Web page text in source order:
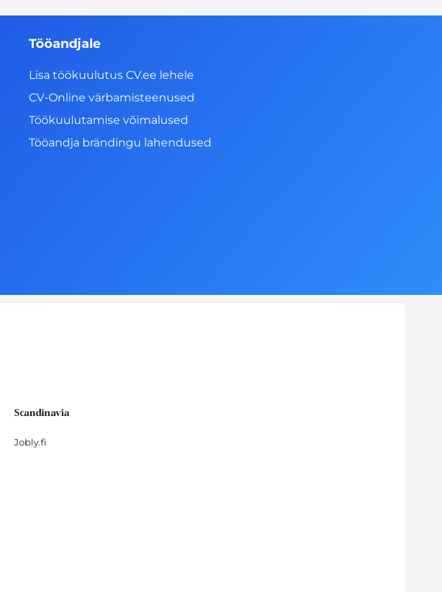
Tööandjale
Lisa töökuulutus CV.ee lehele
CV-Online värbamisteenused
Töökuulutamise võimalused
Tööandja brändingu lahendused
Scandinavia
Jobly.fi